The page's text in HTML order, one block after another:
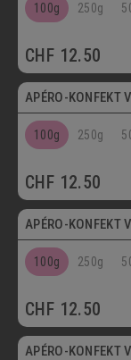
100g 250g
CHF 12.50
APÉRO-KONFEKT
100g 250g
CHF 12.50
APÉRO-KONFEKT
100g 250g
CHF 12.50
APÉRO-KONFEKT